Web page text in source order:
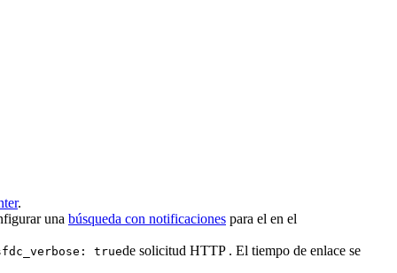
.
una búsqueda con notificaciones para el en el
truede solicitud HTTP . El tiempo de enlace se